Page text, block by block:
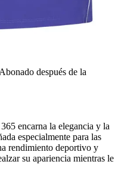
Abonado después de la
encarna la elegancia y la
especialmente para las
rendimiento deportivo y
su apariencia mientras le